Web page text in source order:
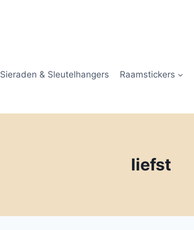
Sieraden & Sleutelhangers Raamstickers
liefst